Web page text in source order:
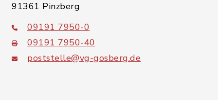
91361 Pinzberg
09191 7950-0
09191 7950-40
poststelle@vg-gosberg.de